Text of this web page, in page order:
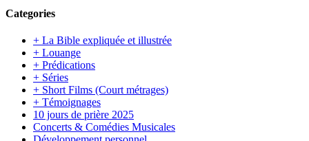
Categories
+ La Bible expliquée et illustrée
+ Louange
+ Prédications
+ Séries
+ Short Films (Court métrages)
+ Témoignages
10 jours de prière 2025
Concerts & Comédies Musicales